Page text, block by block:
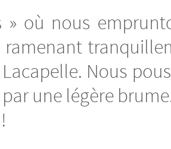
» où nous
Nous
une légère